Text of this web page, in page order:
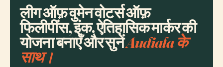
लीग ऑफ़ वुमेन वोटर्स ऑफ़
फिलीपींस, इंक. ऐतिहासिक मार्कर की
योजना बनाएँ और सुनेंAudiala के
साथ।